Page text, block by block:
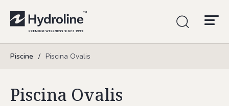
Piscine / Piscina Ovalis
Piscina Ovalis